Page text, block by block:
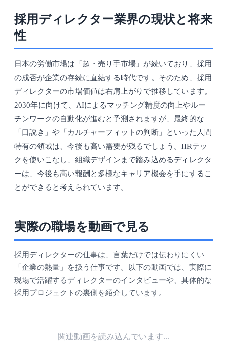
採用ディレクター業界の現状と将来
性
日本の労働市場は「超・売り手市場」が続いており、採用
の成否が企業の存続に直結する時代です。そのため、採用
ディレクターの市場価値は右肩上がりで推移しています。
2030年に向けて、AIによるマッチング精度の向上やルー
チンワークの自動化が進むと予測されますが、最終的な
「口説き」や「カルチャーフィットの判断」といった人間
特有の領域は、今後も高い需要が残るでしょう。HRテッ
クを使いこなし、組織デザインまで踏み込めるディレクタ
ーは、今後も高い報酬と多様なキャリア機会を手にするこ
とができると考えられています。
実際の職場を動画で見る
採用ディレクターの仕事は、言葉だけでは伝わりにくい
「企業の熱量」を扱う仕事です。以下の動画では、実際に
現場で活躍するディレクターのインタビューや、具体的な
採用プロジェクトの裏側を紹介しています。
関連動画を読み込んでいます...